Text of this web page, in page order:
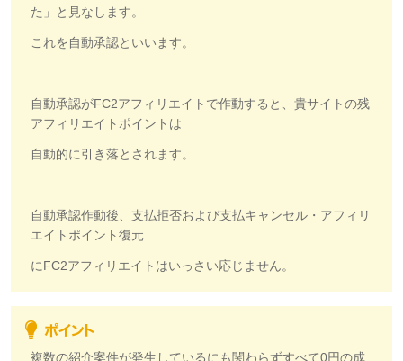
た」と見なします。
これを自動承認といいます。
自動承認がFC2アフィリエイトで作動すると、貴サイトの残
アフィリエイトポイントは
自動的に引き落とされます。
自動承認作動後、支払拒否および支払キャンセル・アフィリ
エイトポイント復元
にFC2アフィリエイトはいっさい応じません。
複数の紹介案件が発生しているにも関わらずすべて0円の成